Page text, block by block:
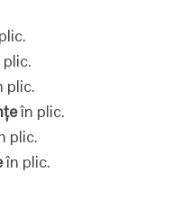
plic.
în plic.
plic.
în plic.